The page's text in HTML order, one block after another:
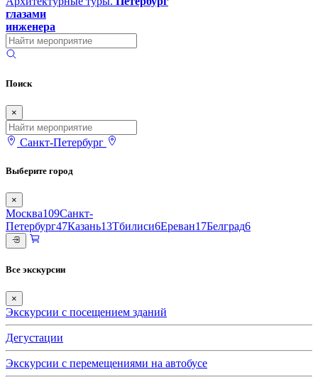
глазами
инженера
Поиск
×
Санкт-Петербург
Выберите город
×
Москва109Санкт-
Петербург47Казань13Тбилиси6Ереван17Белград6
Все экскурсии
×
Экскурсии с посещением зданий
Дегустации
Экскурсии с перемещениями на автобусе